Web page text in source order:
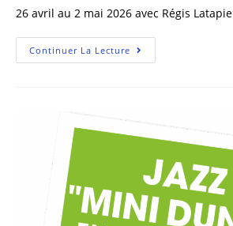
26 avril au 2 mai 2026 avec Régis Latapie
Continuer La Lecture